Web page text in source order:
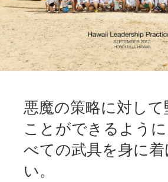
悪魔の策略に対し
ことができるよう
べての武具を身に着
い。